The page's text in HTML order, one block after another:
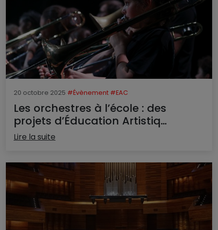
20 octobre 2025 #Évènement #EAC
Les orchestres à l’école : des
projets d’Éducation Artistiq…
Lire la suite